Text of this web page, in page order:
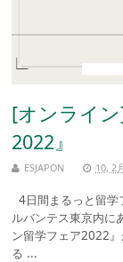
[オンライ
2022』
ESJAPON 10, 2
4日間まるっと留
ルバンテス東京内に
ン留学フェア2022
る ...